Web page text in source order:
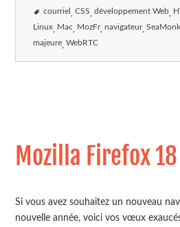
courriel CSS développement Web
Linux Mac MozFr navigateur
majeure WebRTC
Mozilla Firefox 18
Si vous avez souhaitez un nouveau
nouvelle année, voici vos vœux